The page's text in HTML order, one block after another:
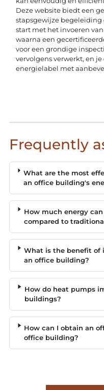
Deze website biedt een
stapsgewijze begeleiding
start met het invoeren
waarna een
voor een grondige
vervolgens verwerkt, en
energielabel met
Frequently
What are the most
an office building's
How much energy
compared to
What is the benefit of
an office building?
How do heat pumps
buildings?
How can I obtain an
office building?